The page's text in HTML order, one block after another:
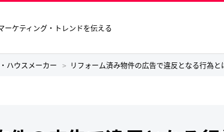
ーケティング・トレンドを伝える
ハウスメーカー リフォーム済み物件の広告で違反となる行為